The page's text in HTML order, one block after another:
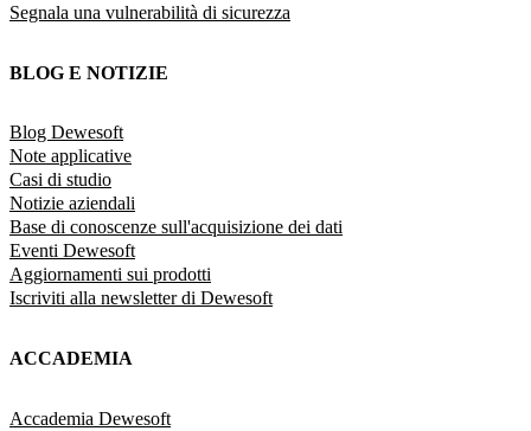
Segnala una vulnerabilità di sicurezza
BLOG E NOTIZIE
Blog Dewesoft
Note applicative
Casi di studio
Notizie aziendali
Base di conoscenze sull'acquisizione dei dati
Eventi Dewesoft
Aggiornamenti sui prodotti
Iscriviti alla newsletter di Dewesoft
ACCADEMIA
Accademia Dewesoft